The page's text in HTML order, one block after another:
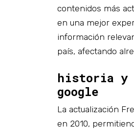
contenidos más
en una mejor
información
país, afectando
historia y
google
La actualización
en 2010,